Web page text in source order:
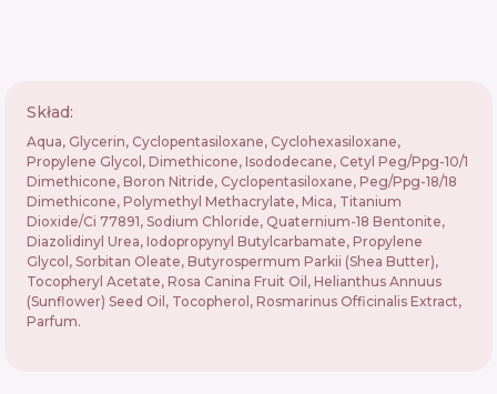
Skład:
Aqua, Glycerin, Cyclopentasiloxane, Cyclohexasiloxane,
Propylene Glycol, Dimethicone, Isododecane, Cetyl Peg/Ppg-10/1
Dimethicone, Boron Nitride, Cyclopentasiloxane, Peg/Ppg-18/18
Dimethicone, Polymethyl Methacrylate, Mica, Titanium
Dioxide/Ci 77891, Sodium Chloride, Quaternium-18 Bentonite,
Diazolidinyl Urea, Iodopropynyl Butylcarbamate, Propylene
Glycol, Sorbitan Oleate, Butyrospermum Parkii (Shea Butter),
Tocopheryl Acetate, Rosa Canina Fruit Oil, Helianthus Annuus
(Sunflower) Seed Oil, Tocopherol, Rosmarinus Officinalis Extract,
Parfum.